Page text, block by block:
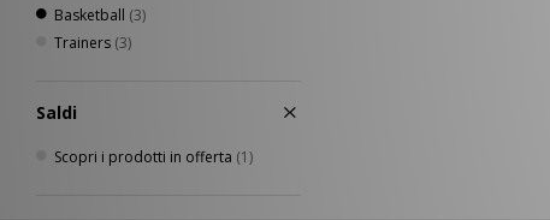
Basketball (3)
Trainers (3)
Saldi
Scopri i prodotti in offerta (1)